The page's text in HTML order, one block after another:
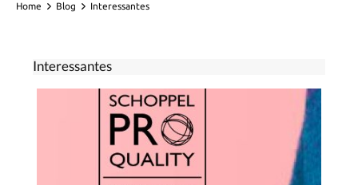
Home Blog Interessantes
Interessantes